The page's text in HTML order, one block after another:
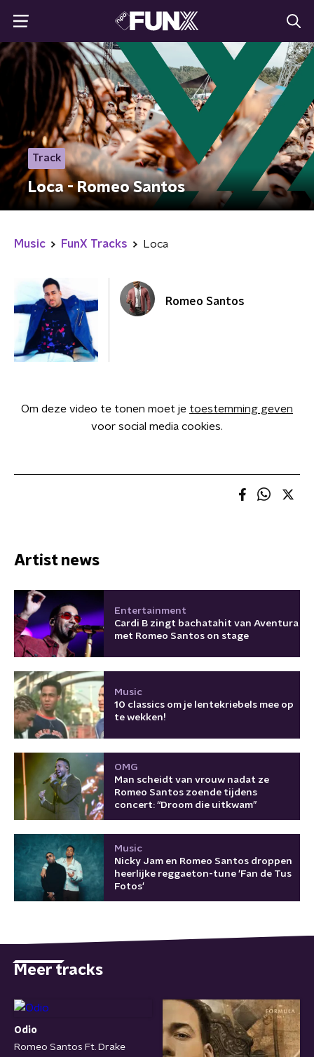
Track
Loca - Romeo Santos
Music FunX Tracks Loca
Romeo Santos
Om deze video te tonen moet je toestemming geven
voor social media cookies.
Artist news
Entertainment
Cardi B zingt bachatahit van Aventura
met Romeo Santos on stage
Music
10 classics om je lentekriebels mee op
te wekken!
OMG
Man scheidt van vrouw nadat ze
Romeo Santos zoende tijdens
concert: “Droom die uitkwam”
Music
Nicky Jam en Romeo Santos droppen
heerlijke reggaeton-tune 'Fan de Tus
Fotos'
Meer tracks
Odio
Romeo Santos Ft. Drake